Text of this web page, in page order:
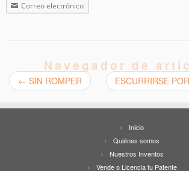
Correo electrónico
Navegador de
← SIN ROMPER ESCURRIRSE
Inicio
Quiénes somos
Nuestros Inventos
Vende o Licencia tu Patente